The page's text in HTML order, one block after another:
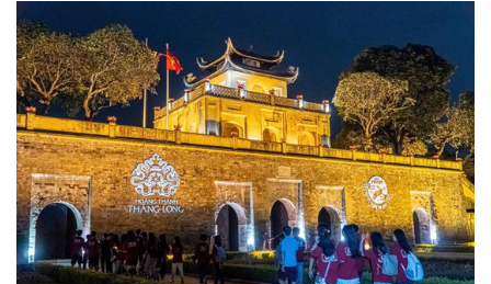
xã hội và du lịch”; đồng thời, nâng lên một tầm cao mới: “phát
triển kinh tế di sản”.